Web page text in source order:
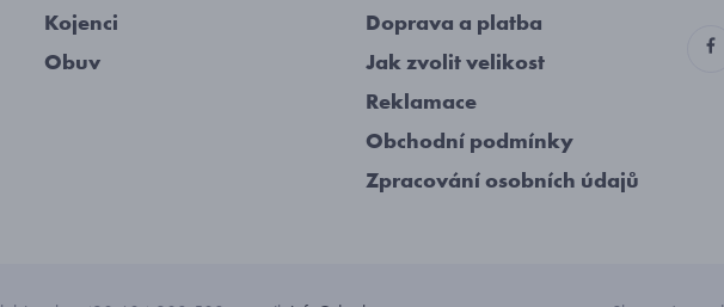
Kojenci
Obuv
Doprava a platba
Jak zvolit velikost
Reklamace
Obchodní podmínky
Zpracování osobních údajů